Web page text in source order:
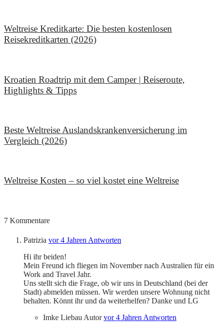
Weltreise Kreditkarte: Die besten kostenlosen
Reisekreditkarten (2026)
Kroatien Roadtrip mit dem Camper | Reiseroute,
Highlights & Tipps
Beste Weltreise Auslandskrankenversicherung im
Vergleich (2026)
Weltreise Kosten – so viel kostet eine Weltreise
7 Kommentare
Patrizia vor 4 Jahren Antworten
Hi ihr beiden!
Mein Freund ich fliegen im November nach Australien für ein
Work and Travel Jahr.
Uns stellt sich die Frage, ob wir uns in Deutschland (bei der
Stadt) abmelden müssen. Wir werden unsere Wohnung nicht
behalten. Könnt ihr und da weiterhelfen? Danke und LG
Imke Liebau Autor vor 4 Jahren Antworten